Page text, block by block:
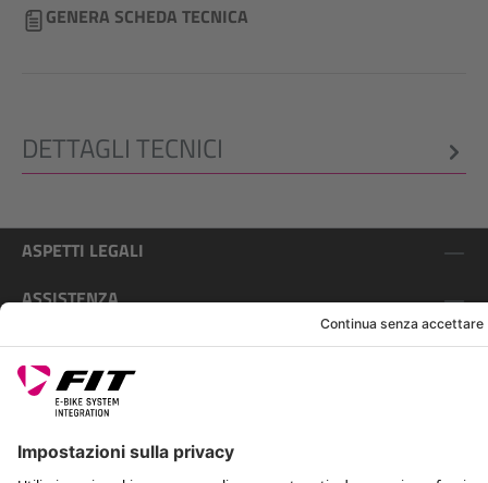
GENERA SCHEDA TECNICA
DETTAGLI TECNICI
ASPETTI LEGALI
ASSISTENZA
SEGUICI SU